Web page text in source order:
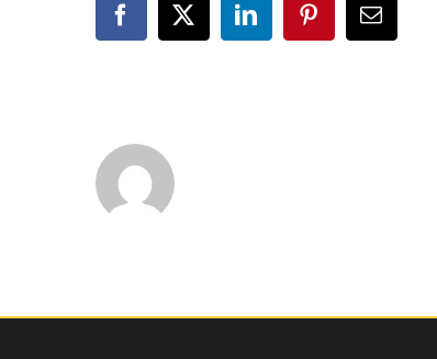
Facebook
X LinkedInPinterestCorreo